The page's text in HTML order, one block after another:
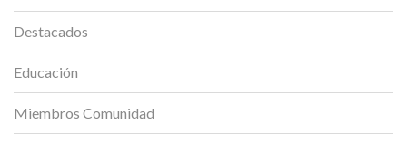
Destacados
Educación
Miembros Comunidad